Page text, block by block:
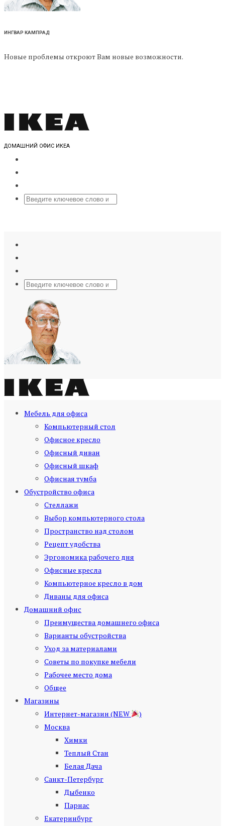
ИНГВАР КАМПРАД
Новые проблемы откроют Вам новые возможности.
ДОМАШНИЙ ОФИС ИКЕА
Мебель для офиса
Компьютерный стол
Офисное кресло
Офисный диван
Офисный шкаф
Офисная тумба
Обустройство офиса
Стеллажи
Выбор компьютерного стола
Пространство над столом
Рецепт удобства
Эргономика рабочего дня
Офисные кресла
Компьютерное кресло в дом
Диваны для офиса
Домашний офис
Преимущества домашнего офиса
Варианты обустройства
Уход за материалами
Советы по покупке мебели
Рабочее место дома
Общее
Магазины
Интернет-магазин (NEW
)
Москва
Химки
Теплый Стан
Белая Дача
Санкт-Петербург
Дыбенко
Парнас
Екатеринбург